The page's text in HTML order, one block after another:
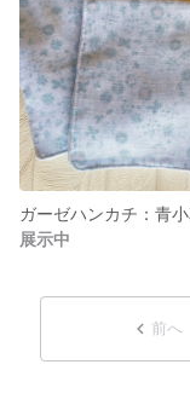
展示中
前へ